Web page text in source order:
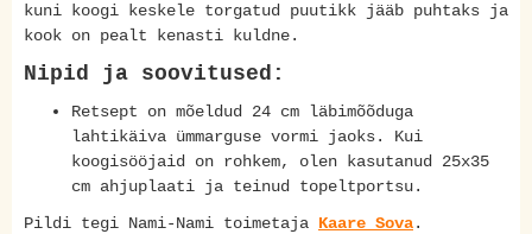
kuni koogi keskele torgatud puutikk jääb puhtaks ja
kook on pealt kenasti kuldne.
Nipid ja soovitused:
Retsept on mõeldud 24 cm läbimõõduga
lahtikäiva ümmarguse vormi jaoks. Kui
koogisööjaid on rohkem, olen kasutanud 25x35
cm ahjuplaati ja teinud topeltportsu.
Pildi tegi Nami-Nami toimetaja Kaare Sova.